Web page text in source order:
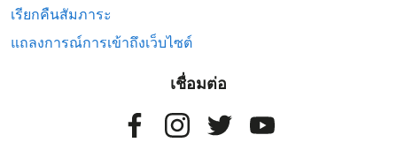
เรียกคืนสัมภาระ
แถลงการณ์การเข้าถึงเว็บไซต์
เชื่อมต่อ